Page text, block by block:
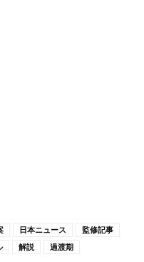
日本ニュース
監修記事
解説 過渡期